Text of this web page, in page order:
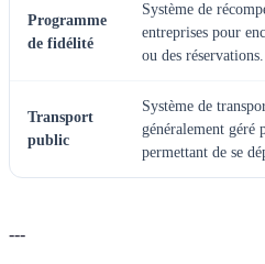
Programme
de fidélité
Système de
entreprises pour
ou des réservations.
Transport
public
Système de
généralement géré
permettant de se
---